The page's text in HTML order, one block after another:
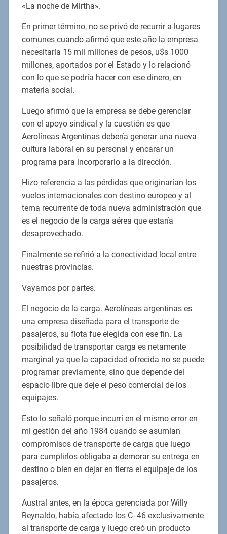
«La noche de Mirtha».
En primer término, no se privó de recurrir a lugares
comunes cuando afirmó que este año la empresa
necesitaría 15 mil millones de pesos, u$s 1000
millones, aportados por el Estado y lo relacionó
con lo que se podría hacer con ese dinero, en
materia social.
Luego afirmó que la empresa se debe gerenciar
con el apoyo sindical y la cuestión es que
Aerolíneas Argentinas debería generar una nueva
cultura laboral en su personal y encarar un
programa para incorporarlo a la dirección.
Hizo referencia a las pérdidas que originarían los
vuelos internacionales con destino europeo y al
tema recurrente de toda nueva administración que
es el negocio de la carga aérea que estaría
desaprovechado.
Finalmente se refirió a la conectividad local entre
nuestras provincias.
Vayamos por partes.
El negocio de la carga. Aerolíneas argentinas es
una empresa diseñada para el transporte de
pasajeros, su flota fue elegida con ese fin. La
posibilidad de transportar carga es netamente
marginal ya que la capacidad ofrecida no se puede
programar previamente, sino que depende del
espacio libre que deje el peso comercial de los
equipajes.
Esto lo señaló porque incurrí en el mismo error en
mi gestión del año 1984 cuando se asumían
compromisos de transporte de carga que luego
para cumplirlos obligaba a demorar su entrega en
destino o bien en dejar en tierra el equipaje de los
pasajeros.
Austral antes, en la época gerenciada por Willy
Reynaldo, había afectado los C- 46 exclusivamente
al transporte de carga y luego creó un producto